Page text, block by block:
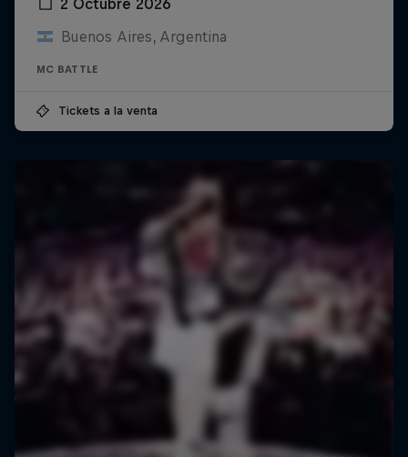
2 Octubre 2026
Buenos Aires, Argentina
MC BATTLE
Tickets a la venta